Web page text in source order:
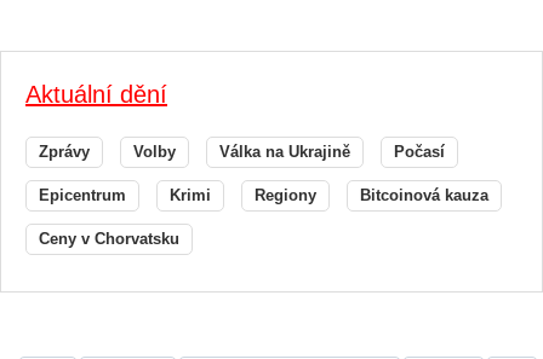
Aktuální dění
Zprávy Volby Válka na Ukrajině Počasí
Epicentrum Krimi Regiony Bitcoinová kauza
Ceny v Chorvatsku